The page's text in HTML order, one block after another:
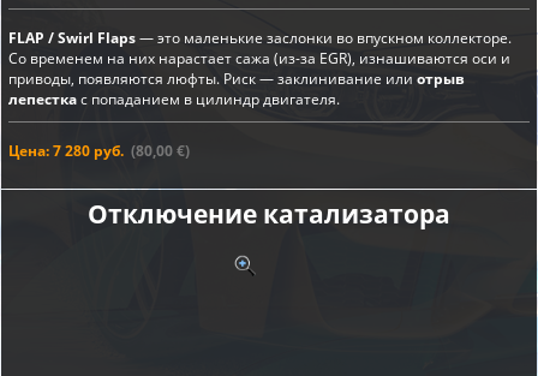
FLAP / Swirl Flaps— это маленькие заслонки во впускном коллекторе.
Со временем на них нарастает сажа (из-за EGR), изнашиваются оси и
приводы, появляются люфты. Риск — заклинивание или отрыв
лепесткас попаданием в цилиндр двигателя.
Цена: 7 280 руб. (80,00 €)
Отключение катализатора